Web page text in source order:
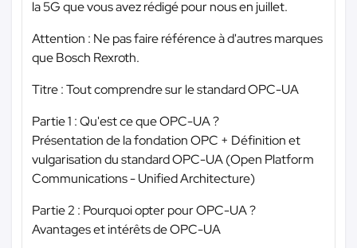
la 5G que vous avez rédigé pour nous en juillet.
Attention : Ne pas faire référence à d'autres marques
que Bosch Rexroth.
Titre : Tout comprendre sur le standard OPC-UA
Partie 1 : Qu'est ce que OPC-UA ?
Présentation de la fondation OPC + Définition et
vulgarisation du standard OPC-UA (Open Platform
Communications - Unified Architecture)
Partie 2 : Pourquoi opter pour OPC-UA ?
Avantages et intérêts de OPC-UA